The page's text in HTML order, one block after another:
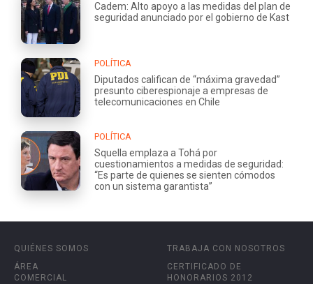
Cadem: Alto apoyo a las medidas del plan de
seguridad anunciado por el gobierno de Kast
POLÍTICA
Diputados califican de “máxima gravedad”
presunto ciberespionaje a empresas de
telecomunicaciones en Chile
POLÍTICA
Squella emplaza a Tohá por
cuestionamientos a medidas de seguridad:
“Es parte de quienes se sienten cómodos
con un sistema garantista”
QUIÉNES SOMOS
ÁREA
COMERCIAL
TRABAJA CON NOSOTROS
CERTIFICADO DE
HONORARIOS 2012